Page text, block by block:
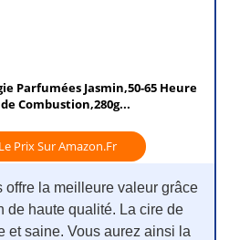
Parfumées Jasmin,50-65 Heure
Combustion,280g...
Prix Sur Amazon.fr
offre la meilleure valeur grâce
de haute qualité. La cire de
et saine. Vous aurez ainsi la